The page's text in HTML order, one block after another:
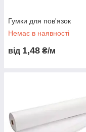
Гумки для пов'язок
Немає в наявності
від 1,48 ₴/м